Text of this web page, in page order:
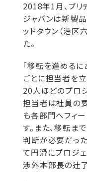
2018年1月、ブリ
ジャパンは新製
ッドタウン（港区
た。
「移転を進める
ごとに担当者を
20人ほどのプロ
担当者は社員の
も各部門へフィ
す。また、移転
判断が必要だっ
て円滑にプロジェ
渉外本部長の辻